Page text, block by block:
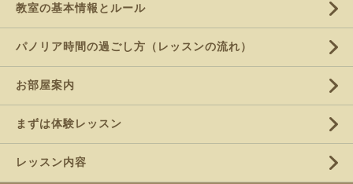
教室の基本情報とルール
パノリア時間の過ごし方（レッスンの流れ）
お部屋案内
まずは体験レッスン
レッスン内容